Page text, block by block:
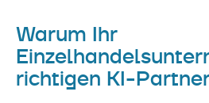
Warum Ihr
richtigen KI-